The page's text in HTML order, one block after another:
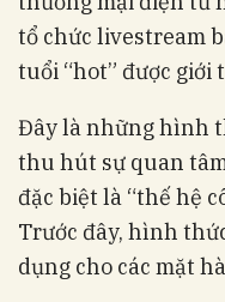
tổ chức livestream
tuổi “hot” được giới
Đây là những hình
thu hút sự quan
đặc biệt là “thế hệ
Trước đây, hình
dụng cho các mặt